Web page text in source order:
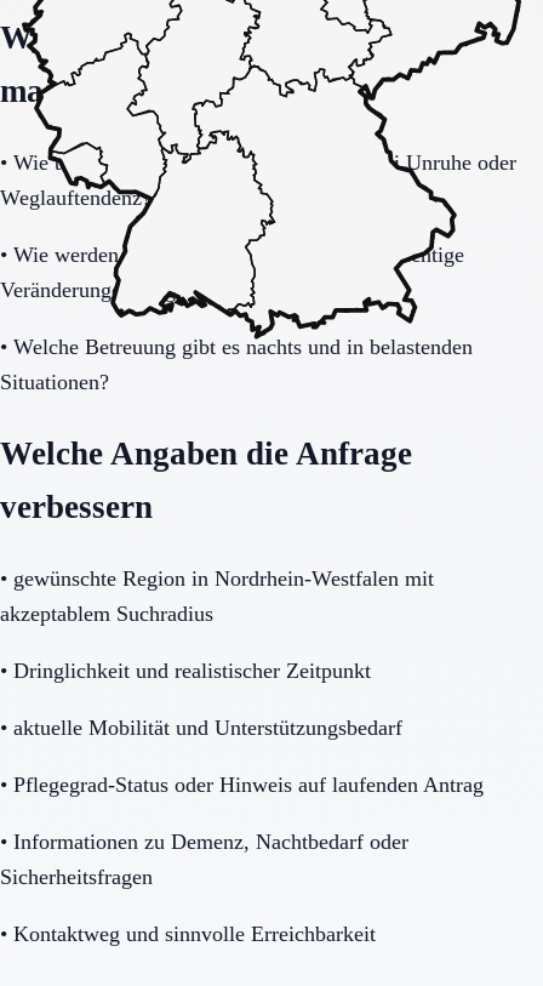
Welche Fragen den Unterschied
machen
• Wie tragfähig ist das Sicherheitskonzept bei Unruhe oder
Weglauftendenz?
• Wie werden Angehörige informiert und in wichtige
Veränderungen eingebunden?
• Welche Betreuung gibt es nachts und in belastenden
Situationen?
Welche Angaben die Anfrage
verbessern
• gewünschte Region in Nordrhein-Westfalen mit
akzeptablem Suchradius
• Dringlichkeit und realistischer Zeitpunkt
• aktuelle Mobilität und Unterstützungsbedarf
• Pflegegrad-Status oder Hinweis auf laufenden Antrag
• Informationen zu Demenz, Nachtbedarf oder
Sicherheitsfragen
• Kontaktweg und sinnvolle Erreichbarkeit